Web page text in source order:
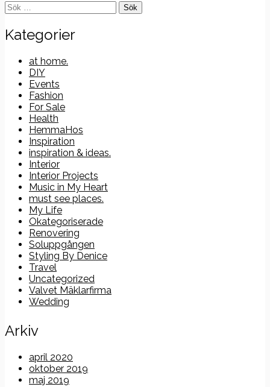
Sök
Kategorier
at home.
DIY
Events
Fashion
For Sale
Health
HemmaHos
Inspiration
inspiration & ideas.
Interior
Interior Projects
Music in My Heart
must see places.
My Life
Okategoriserade
Renovering
Soluppgången
Styling By Denice
Travel
Uncategorized
Valvet Mäklarfirma
Wedding
Arkiv
april 2020
oktober 2019
maj 2019